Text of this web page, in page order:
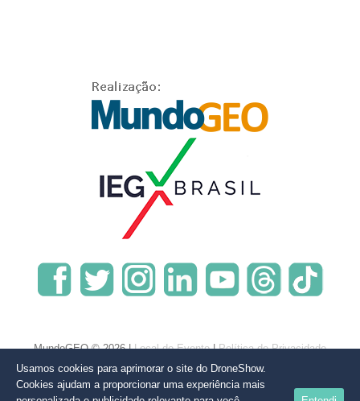
MundoGEO © 2026 |Local do Evento|Política de Privacidade
Usamos cookies para aprimorar o site do DroneShow.
Cookies ajudam a proporcionar uma experiência mais